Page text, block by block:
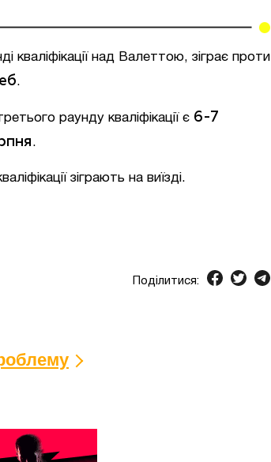
кваліфікації над Валеттою, зіграє проти
.
раунду кваліфікації є 6-7
.
зіграють на виїзді.
Поділитися: